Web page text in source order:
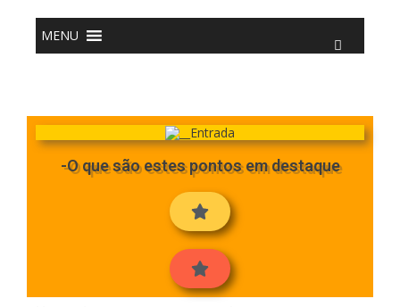
conteúdo
MENU
-O que são estes pontos em destaque